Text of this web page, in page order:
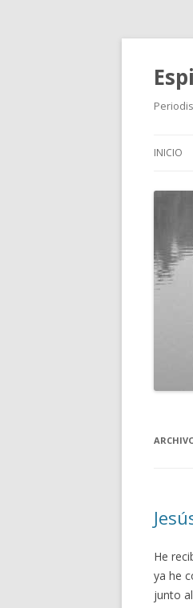
INICIO
He
ya he
junto